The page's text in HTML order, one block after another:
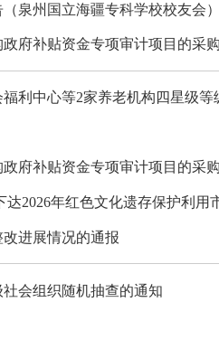
泉州国立海疆专科学校校友会）
府补贴资金专项审计项目的采
利中心等2家养老机构四星级等
府补贴资金专项审计项目的采
2026年红色文化遗存保护利用
进展情况的通报
会组织随机抽查的通知